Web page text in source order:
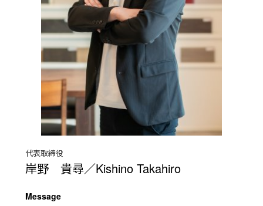
代表取締役
岸野 貴尋／Kishino Takahiro
Message